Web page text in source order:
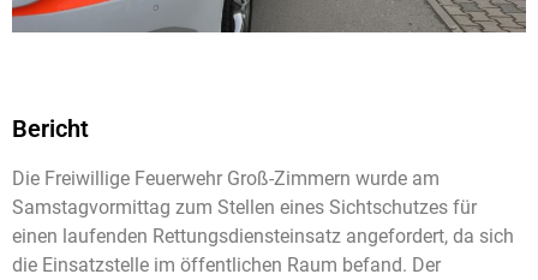
Bericht
Die Freiwillige Feuerwehr Groß-Zimmern wurde am
Samstagvormittag zum Stellen eines Sichtschutzes für
einen laufenden Rettungsdiensteinsatz angefordert, da sich
die Einsatzstelle im öffentlichen Raum befand. Der